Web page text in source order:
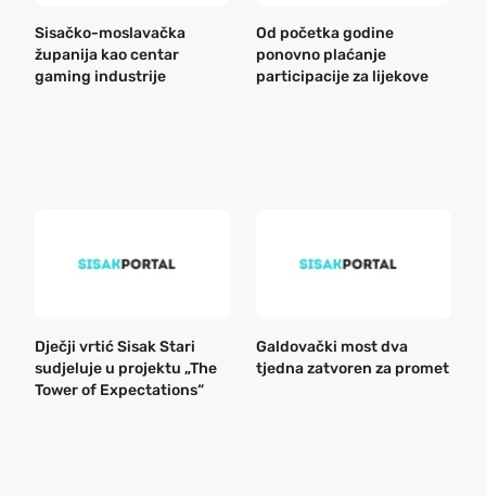
Sisačko-moslavačka
županija kao centar
gaming industrije
Od početka godine
ponovno plaćanje
participacije za lijekove
Dječji vrtić Sisak Stari
sudjeluje u projektu „The
Tower of Expectations“
Galdovački most dva
tjedna zatvoren za promet